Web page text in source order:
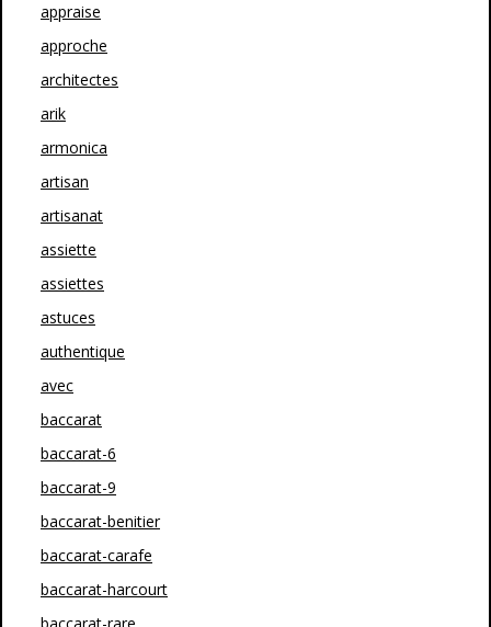
appraise
approche
architectes
arik
armonica
artisan
artisanat
assiette
assiettes
astuces
authentique
avec
baccarat
baccarat-6
baccarat-9
baccarat-benitier
baccarat-carafe
baccarat-harcourt